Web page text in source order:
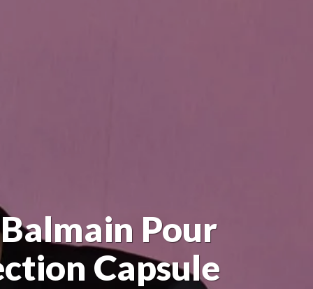
Pour
Capsule